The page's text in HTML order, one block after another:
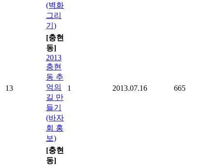
(벽화
그리
기)
13
[충현
동]
2013
충현
동 추
억의
길 만
들기
(바자
회 홍
보)
1 2013.07.16 665
[충현
동]